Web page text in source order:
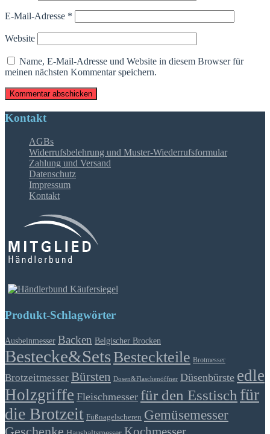
E-Mail-Adresse *
Website
Name, E-Mail-Adresse und Website in diesem Browser für
meinen nächsten Kommentar speichern.
Kontakt
AGBs
Widerrufsbelehrung und Muster-Wiederrufsformular
Zahlung und Versand
Datenschutz
Impressum
Kontakt
Produkt-Schlagwörter
Ausbeinmesser Backen Belgischer Brocken
Bestecke&SetsBesteckteile Brotmesser
Brotzeitmesser Bürsten Dosen&Flaschenöffner Düsenbürste edle
Holzgriffe Fleischmesser für den Esstisch für
die Brotzeit Füßnagelscheren Gemüsemesser